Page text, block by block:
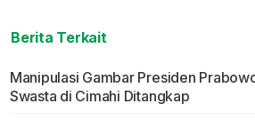
Berita Terkait
Manipulasi Gambar Presiden
Swasta di Cimahi Ditangkap